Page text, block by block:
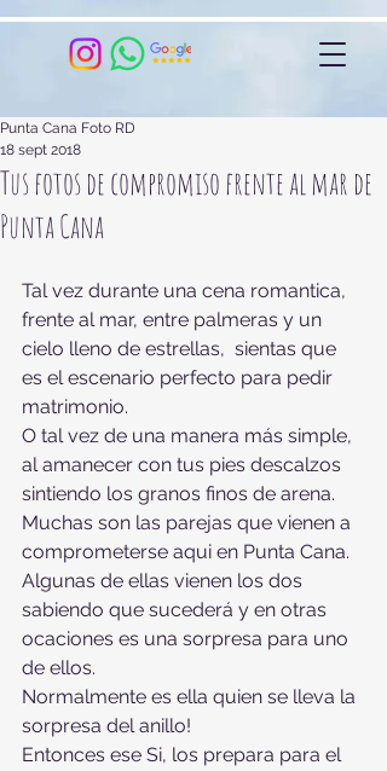
Tus fotos de compromiso frente al mar de
Punta Cana
Punta Cana Foto RD
18 sept 2018
Tal vez durante una cena romantica,
frente al mar, entre palmeras y un
cielo lleno de estrellas,  sientas que
es el escenario perfecto para pedir
matrimonio.
O tal vez de una manera más simple,
al amanecer con tus pies descalzos
sintiendo los granos finos de arena.
Muchas son las parejas que vienen a
comprometerse aqui en Punta Cana.
Algunas de ellas vienen los dos
sabiendo que sucederá y en otras
ocaciones es una sorpresa para uno
de ellos.
Normalmente es ella quien se lleva la
sorpresa del anillo!
Entonces ese Si, los prepara para el